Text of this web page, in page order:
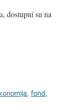
dostupni su na
, fond,